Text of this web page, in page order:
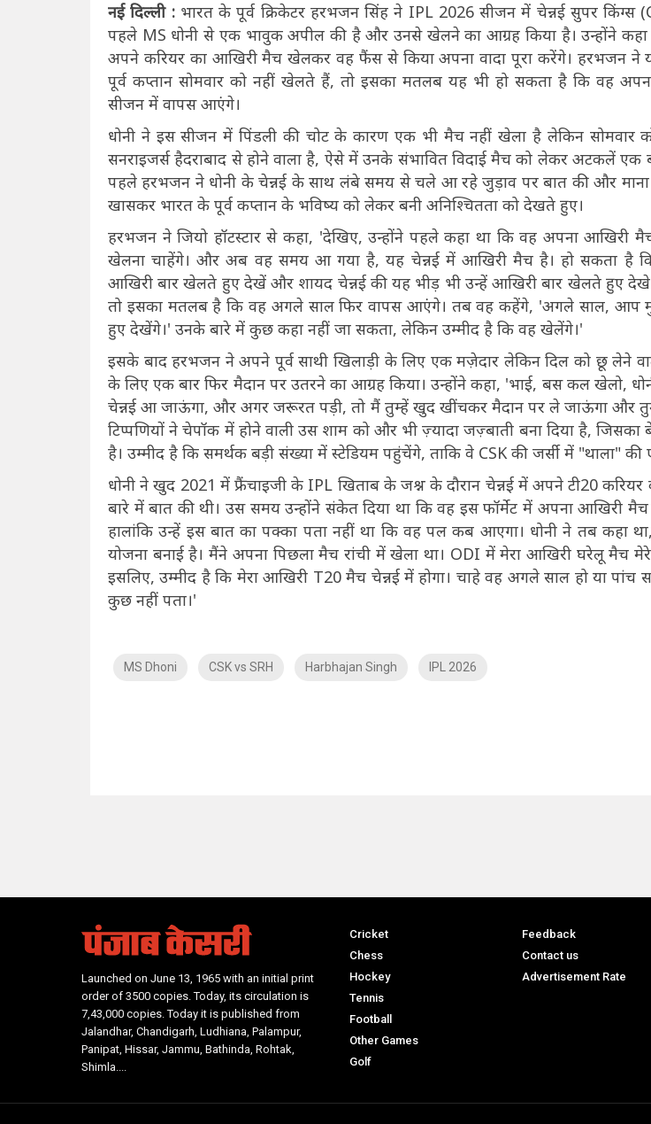
नई दिल्ली :भारत के पूर्व क्रिकेटर हरभजन सिंह ने IPL 2026 सीजन में चेन्नई सुपर
पहले MS धोनी से एक भावुक अपील की है और उनसे खेलने का आग्रह किया है। उन्होंने कहा
अपने करियर का आखिरी मैच खेलकर वह फैंस से किया अपना वादा पूरा करेंगे। हरभजन ने
पूर्व कप्तान सोमवार को नहीं खेलते हैं, तो इसका मतलब यह भी हो सकता है कि वह
सीजन में वापस आएंगे।
धोनी ने इस सीजन में पिंडली की चोट के कारण एक भी मैच नहीं खेला है लेकिन सोमवार
सनराइजर्स हैदराबाद से होने वाला है, ऐसे में उनके संभावित विदाई मैच को लेकर अटकलें एक
पहले हरभजन ने धोनी के चेन्नई के साथ लंबे समय से चले आ रहे जुड़ाव पर बात की और
खासकर भारत के पूर्व कप्तान के भविष्य को लेकर बनी अनिश्चितता को देखते हुए।
हरभजन ने जियो हॉटस्टार से कहा, 'देखिए, उन्होंने पहले कहा था कि वह अपना आखिरी
खेलना चाहेंगे। और अब वह समय आ गया है, यह चेन्नई में आखिरी मैच है। हो सकता है कि
आखिरी बार खेलते हुए देखें और शायद चेन्नई की यह भीड़ भी उन्हें आखिरी बार खेलते हुए
तो इसका मतलब है कि वह अगले साल फिर वापस आएंगे। तब वह कहेंगे, 'अगले साल,
हुए देखेंगे।' उनके बारे में कुछ कहा नहीं जा सकता, लेकिन उम्मीद है कि वह खेलेंगे।'
इसके बाद हरभजन ने अपने पूर्व साथी खिलाड़ी के लिए एक मज़ेदार लेकिन दिल को छू लेने
के लिए एक बार फिर मैदान पर उतरने का आग्रह किया। उन्होंने कहा, 'भाई, बस कल खेलो,
चेन्नई आ जाऊंगा, और अगर जरूरत पड़ी, तो मैं तुम्हें खुद खींचकर मैदान पर ले जाऊंगा और
टिप्पणियों ने चेपॉक में होने वाली उस शाम को और भी ज़्यादा जज़्बाती बना दिया है, जिसका
है। उम्मीद है कि समर्थक बड़ी संख्या में स्टेडियम पहुंचेंगे, ताकि वे CSK की जर्सी में "थाला"
धोनी ने खुद 2021 में फ्रैंचाइजी के IPL खिताब के जश्न के दौरान चेन्नई में अपने टी20
बारे में बात की थी। उस समय उन्होंने संकेत दिया था कि वह इस फॉर्मेट में अपना आखिरी
हालांकि उन्हें इस बात का पक्का पता नहीं था कि वह पल कब आएगा। धोनी ने तब कहा
योजना बनाई है। मैंने अपना पिछला मैच रांची में खेला था। ODI में मेरा आखिरी घरेलू मैच
इसलिए, उम्मीद है कि मेरा आखिरी T20 मैच चेन्नई में होगा। चाहे वह अगले साल हो या पांच
कुछ नहीं पता।'
MS Dhoni CSK vs SRH Harbhajan Singh IPL 2026
Launched on June 13, 1965 with an initial print
order of 3500 copies. Today, its circulation is
7,43,000 copies. Today it is published from
Jalandhar, Chandigarh, Ludhiana, Palampur,
Panipat, Hissar, Jammu, Bathinda, Rohtak,
Shimla....
Cricket
Chess
Hockey
Tennis
Football
Other Games
Golf
Feedback
Contact us
Advertisement Rate